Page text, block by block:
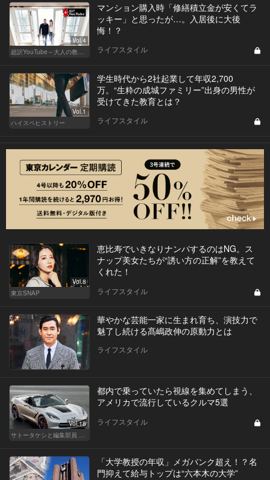
Vol.4
マンション購入時「修繕積立金が安くてラ
ッキー」と思ったが…。入居後に大後
悔！？
ライフスタイル
Vol.1
ハイスペヒストリー
学生時代から2社起業して年収2,700
万。“生粋の成城ファミリー”出身の男性が
受けてきた教育とは？
ライフスタイル
Vol.8
東京SNAP
恵比寿でいきなりナンパするのはNG。ス
ナップ美女たちが“誘い方の正解”を教えて
くれた！
ライフスタイル
華やかな芸能一家に生まれ育ち、演技力で
魅了し続ける髙嶋政伸の原動力とは
ライフスタイル
Vol.18
サトータケシと編集部員 船山の"CAR GENTSへの道"
都内で乗っていたら視線を集めてしまう、
アメリカで流行しているクルマ5選
ライフスタイル
「大学教授の年収」メガバンク超え！？名
門抑えて給与トップは“六本木の大学”